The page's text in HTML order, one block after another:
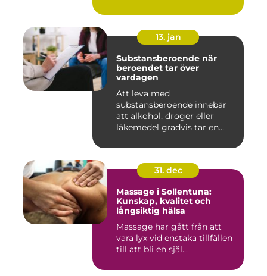
13. jan
Substansberoende när
beroendet tar över
vardagen
Att leva med
substansberoende innebär
att alkohol, droger eller
läkemedel gradvis tar en
31. dec
Massage i Sollentuna:
Kunskap, kvalitet och
långsiktig hälsa
Massage har gått från att
vara lyx vid enstaka tillfällen
till att bli en själ...